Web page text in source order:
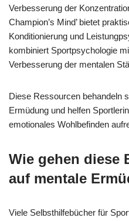
Verbesserung der
Champion’s Mind’ bietet
Konditionierung und
kombiniert Sportpsychologie
Verbesserung der mentalen
Diese Ressourcen behandeln
Ermüdung und helfen
emotionales Wohlbefinden
Wie gehen diese
auf mentale
Viele Selbsthilfebücher für